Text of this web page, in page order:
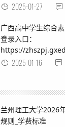
2025-01-27
广西高中学生综合
登录入口：
https://
2025-01-16
兰州理工大学2026
规则_学费标准